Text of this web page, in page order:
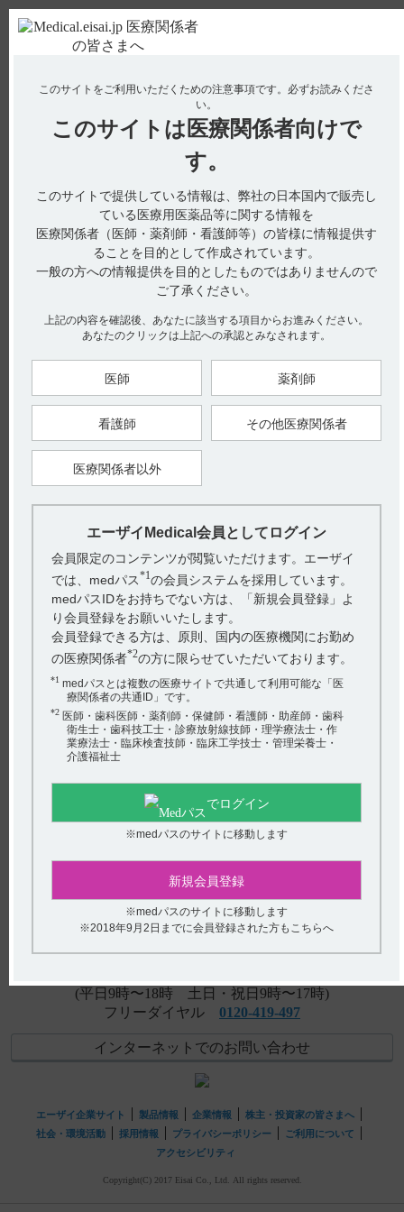
使用期限検索 Drug Information
No : 1291
【ギリアデル】 本剤の廃棄に関する注意につい
【ギリアデル】
本剤の廃棄に関する注意について教えてください。
インタビューフォームには本剤の廃棄に関する注意に関して以
下の記載があります。
■廃棄に関する注意（引用1）
以下のように扱われた本剤及びその他廃材は、廃棄物専用容器
に廃棄すること。
1 .開封後、脳内に留置する前に誤って本剤を落としたもの
2. 室温で6 時間を経過した未開封の本剤
3. 再凍結後6ヵ月を経過した未開封の本剤
4. 本剤の留置時に使用した二重の手術用手袋の外側の手袋及び
その他廃材
【引用】
月改訂（第11版） X.管理的事項に関する項目 4.取り扱い上の
注意 (2)廃棄に関する注意
2024年9月
戻る
関連するQ&A
【ギリアデル】 -15℃で保存する根拠について教えてくだ
さい。
【ギリアデル】 併用注意の薬剤について教えてくださ
【アリセプト】 1日1回服用ですが、いつ服用したらよい
【ギリアデル】 本剤の分割留置について教えてくださ
【グラケー】 効能又は効果について教えてください。
(選択してください)
送信する
このサイトをご利用いただくための注意事項です。 必ずお読みくださ
い。
このサイトは 医療関係者向けで
す。
このサイトで提供している情報は、弊社の日本国内で販売し
ている医療用医薬品等に関する情報を
医療関係者（医師・薬剤師・看護師等）の皆様に情報提供す
ることを目的として作成されています。
一般の方への情報提供を目的としたものではありませんので
ご了承ください。
上記の内容を確認後、あなたに該当する項目からお進みください。
あなたのクリックは上記への承認とみなされます。
医師 薬剤師
看護師 その他医療関係者
医療関係者以外
エーザイMedical会員としてログイン
会員限定のコンテンツが閲覧いただけます。エーザイ
では、medパス*1の会員システムを採用しています。
medパスIDをお持ちでない方は、「新規会員登録」よ
り会員登録をお願いいたします。
会員登録できる方は、原則、国内の医療機関にお勤め
の医療関係者*2の方に限らせていただいております。
*1 medパスとは複数の医療サイトで共通して利用可能な「医
療関係者の共通ID」です。
*2 医師・歯科医師・薬剤師・保健師・看護師・助産師・歯科
衛生士・歯科技工士・診療放射線技師・理学療法士・作
業療法士・臨床検査技師・臨床工学技士・管理栄養士・
介護福祉士
でログイン
※medパスのサイトに移動します
新規会員登録
※medパスのサイトに移動します
※2018年9月2日までに会員登録された方もこちらへ
(平日9時〜18時 土日・祝日9時〜17時)
フリーダイヤル 0120-419-497
インターネットでのお問い合わせ
エーザイ企業サイト 製品情報 企業情報
株主・投資家の皆さまへ
社会・環境活動
採用情報 プライバシーポリシー
ご利用について
アクセシビリティ
Copyright(C) 2017 Eisai Co., Ltd. All rights reserved.